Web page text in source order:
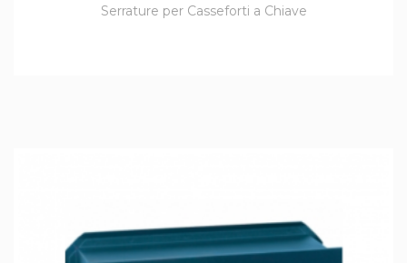
Serrature per Casseforti a Chiave